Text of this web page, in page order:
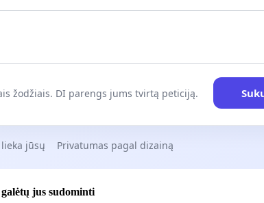
žodžiais. DI parengs jums tvirtą peticiją.
jūsų Privatumas pagal dizainą
jus sudominti